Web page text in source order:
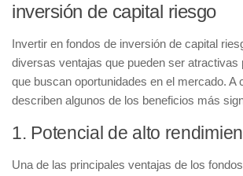
inversión de capital riesgo
Invertir en fondos de inversión de capital
diversas ventajas que pueden ser atractivas
que buscan oportunidades en el mercado. A
describen algunos de los beneficios más
1. Potencial de alto
Una de las principales ventajas de los